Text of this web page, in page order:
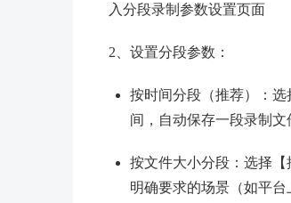
入分段录制参数设置页面
2、设置分段参数：
按时间分段（推荐）：
间，自动保存一段录制文
按文件大小分段：选择
明确要求的场景（如平台